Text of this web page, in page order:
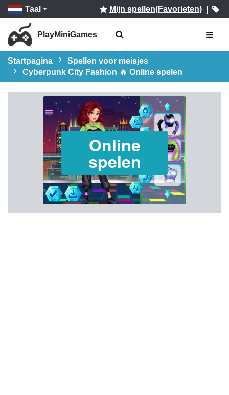
Taal Mijn spellen(Favorieten)|
PlayMiniGames
Startpagina
Spellen voor meisjes
Cyberpunk City Fashion 🔥 Online spelen
Online
spelen